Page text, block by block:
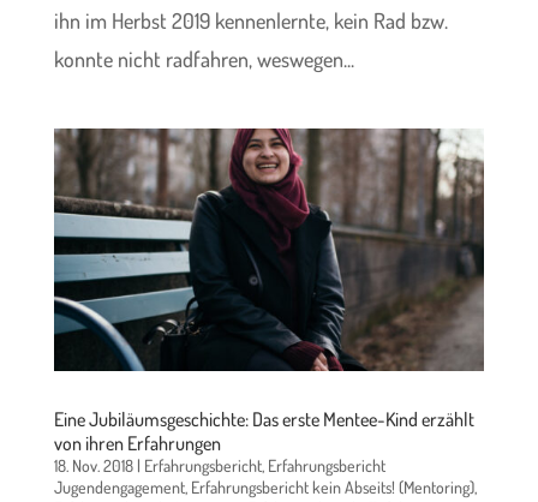
ihn im Herbst 2019 kennenlernte, kein Rad bzw.
konnte nicht radfahren, weswegen...
Eine Jubiläumsgeschichte: Das erste Mentee-Kind erzählt
von ihren Erfahrungen
18. Nov. 2018| Erfahrungsbericht, Erfahrungsbericht
Jugendengagement, Erfahrungsbericht kein Abseits! (Mentoring),